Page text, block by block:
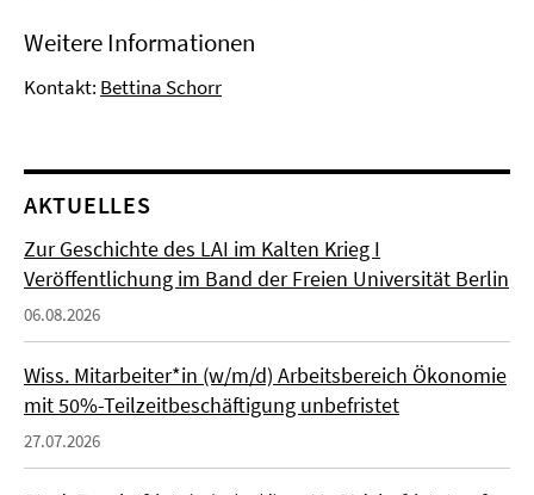
Weitere Informationen
Kontakt: Bettina Schorr
AKTUELLES
Zur Geschichte des LAI im Kalten Krieg I
Veröffentlichung im Band der Freien Universität Berlin
06.08.2026
Wiss. Mitarbeiter*in (w/m/d) Arbeitsbereich Ökonomie
mit 50%-Teilzeitbeschäftigung unbefristet
27.07.2026